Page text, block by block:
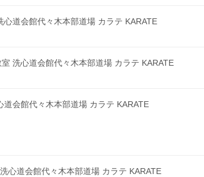
道会館代々木本部道場 カラテ KARATE
洗心道会館代々木本部道場 カラテ KARATE
会館代々木本部道場 カラテ KARATE
心道会館代々木本部道場 カラテ KARATE